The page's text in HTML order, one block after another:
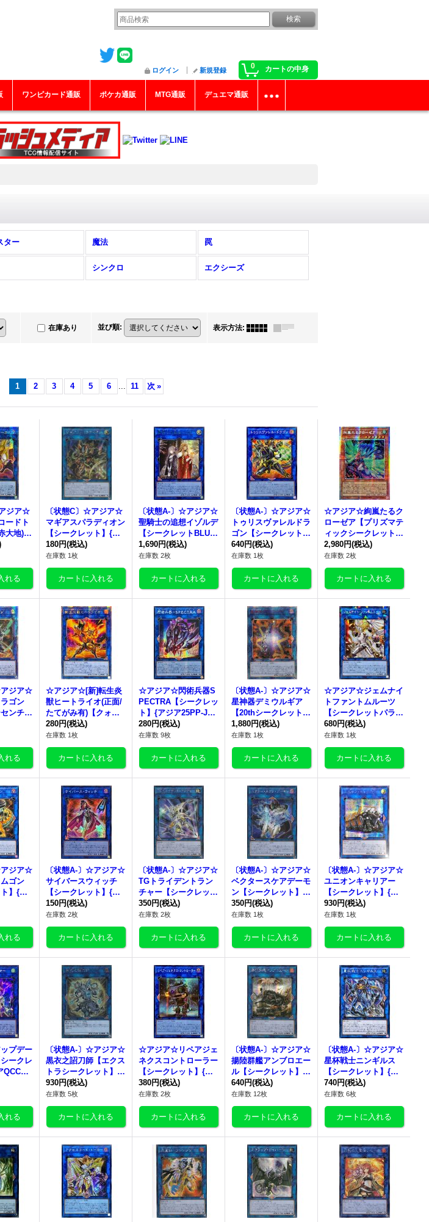
0 カートの中身
ログイン 新規登録
ワンピカード通販 ポケカ通販 MTG通販 デュエマ通販
ター 魔法 罠
シンクロ エクシーズ
在庫あり 並び順: 表示方法:
1 2 3 4 5 6 ... 11 次 »
ジア☆
ードト
大地)
ンチュ
ト】
JP005}
〔状態C〕☆アジア☆
マギアスパラディオン
【シークレット】{ア
ジアCYHO-JP042}
《リンク》
180円(税込)
在庫数 1枚
〔状態A-〕☆アジア☆
聖騎士の追想イゾルデ
【シークレットBLUE
Ver.】{アジア25TP-JP
211}《リンク》
1,690円(税込)
在庫数 2枚
〔状態A-〕☆アジア☆
トゥリスヴァレルドラ
ゴン【シークレット】
{アジアBPRO-JP048}
《リンク》
640円(税込)
在庫数 1枚
☆アジア☆絢嵐たるク
ローゼア【プリズマテ
ィックシークレット】
{アジアDOOD-JP015}
《モンスター》
2,980円(税込)
在庫数 2枚
アジア☆
ゴン
センチュ
ト】
JP099}
☆アジア☆[新]転生炎
獣ヒートライオ(正面/
たてがみ有)【クォー
ターセンチュリーシー
クレット】{アジアQC
AC-JP041}《リンク》
280円(税込)
在庫数 1枚
☆アジア☆閃術兵器S
PECTRA【シークレッ
ト】{アジア25PP-JP0
28}《リンク》
280円(税込)
在庫数 9枚
〔状態A-〕☆アジア☆
星神器デミウルギア
【20thシークレット】
{アジアDANE-JP048}
《リンク》
1,880円(税込)
在庫数 1枚
☆アジア☆ジェムナイ
トファントムルーツ
【シークレットパラレ
ル】{アジアTW02-JP0
68}《リンク》
680円(税込)
在庫数 1枚
アジア☆
ゴン
ト】{ア
〔状態A-〕☆アジア☆
サイバースウィッチ
【シークレット】{ア
ジアQCCU-JP103}
《リンク》
150円(税込)
在庫数 2枚
〔状態A-〕☆アジア☆
TGトライデントラン
チャー【シークレッ
ト】{アジアSAST-JP0
50}《リンク》
350円(税込)
在庫数 2枚
〔状態A-〕☆アジア☆
ベクタースケアデーモ
ン【シークレット】
{アジアEXFO-JP040}
《リンク》
350円(税込)
在庫数 1枚
〔状態A-〕☆アジア☆
ユニオンキャリアー
【シークレット】{ア
ジアLVP3-JP011}《リ
ンク》
930円(税込)
在庫数 1枚
プデー
ークレ
J
》
〔状態A-〕☆アジア☆
黒衣之詔刀師【エクス
トラシークレット】
{アジアEP19-JP069}
《リンク》
930円(税込)
在庫数 5枚
☆アジア☆リペアジェ
ネクスコントローラー
【シークレット】{ア
ジアTW01-JP051}
《リンク》
380円(税込)
在庫数 2枚
〔状態A-〕☆アジア☆
揚陸群艦アンブロエー
ル【シークレット】
{アジアDANE-JP050}
《リンク》
640円(税込)
在庫数 12枚
〔状態A-〕☆アジア☆
星杯戦士ニンギルス
【シークレット】{ア
ジアCOTD-JP050}
《リンク》
740円(税込)
在庫数 6枚